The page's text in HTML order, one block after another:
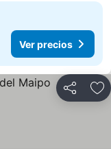
Ver precios
Compartir